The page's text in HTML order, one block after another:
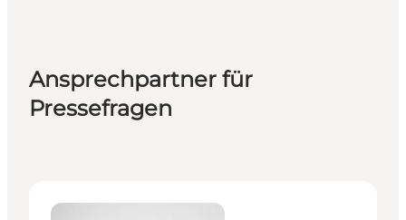
Ansprechpartner für
Pressefragen